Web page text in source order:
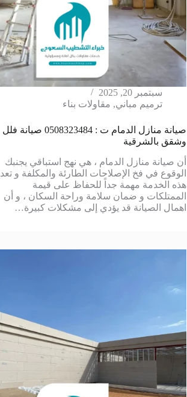
سبتمبر 20, 2025
ترميم مباني, مقاولات بناء
صيانة منازل الدمام ت : 0508323484 صيانة فلل
وشقق بالشرقية
أن صيانة منازل الدمام ، هي نهج استباقي يجنبك
الوقوع في فخ الإصلاحات الطارئة والمكلفة و تعد
هذه الخدمة مهمة جداً للحفاظ على قيمة
الممتلكات و ضمان سلامة وراحة السكان ، و أن
اهمال الصيانة قد يؤدي إلى مشكلات كبيرة…